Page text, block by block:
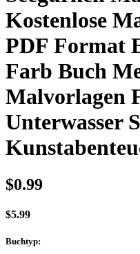
Kostenlose
PDF Format
Farb Buch
Malvorlagen
Unterwasser
$0.99
$5.99
Buchtyp: